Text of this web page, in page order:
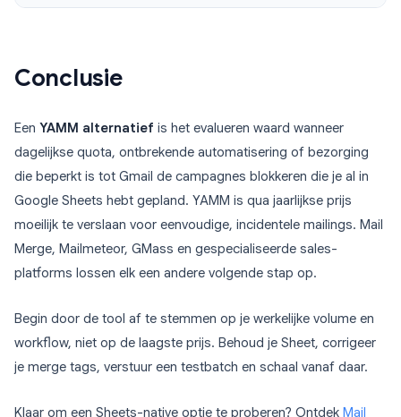
Conclusie
Een YAMM alternatief is het evalueren waard wanneer
dagelijkse quota, ontbrekende automatisering of bezorging
die beperkt is tot Gmail de campagnes blokkeren die je al in
Google Sheets hebt gepland. YAMM is qua jaarlijkse prijs
moeilijk te verslaan voor eenvoudige, incidentele mailings. Mail
Merge, Mailmeteor, GMass en gespecialiseerde sales-
platforms lossen elk een andere volgende stap op.
Begin door de tool af te stemmen op je werkelijke volume en
workflow, niet op de laagste prijs. Behoud je Sheet, corrigeer
je merge tags, verstuur een testbatch en schaal vanaf daar.
Klaar om een Sheets-native optie te proberen? Ontdek Mail